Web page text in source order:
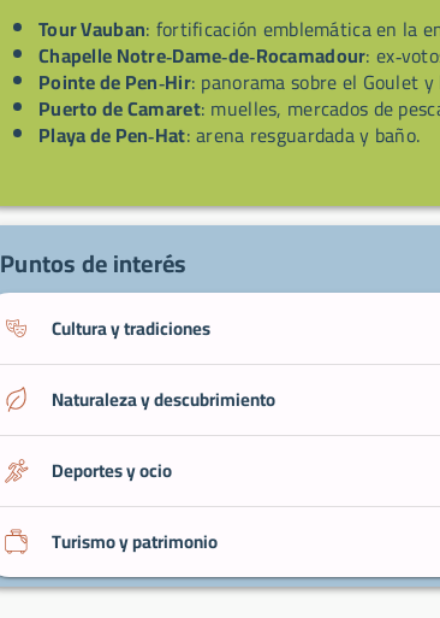
Tour Vauban: fortificación emblemática en la
Chapelle Notre‑Dame‑de‑Rocamadour:
Pointe de Pen‑Hir: panorama sobre el Goulet
Puerto de Camaret: muelles, mercados de
Playa de Pen‑Hat: arena resguardada y baño.
Puntos de interés
Cultura y tradiciones
Naturaleza y descubrimiento
Deportes y ocio
Turismo y patrimonio